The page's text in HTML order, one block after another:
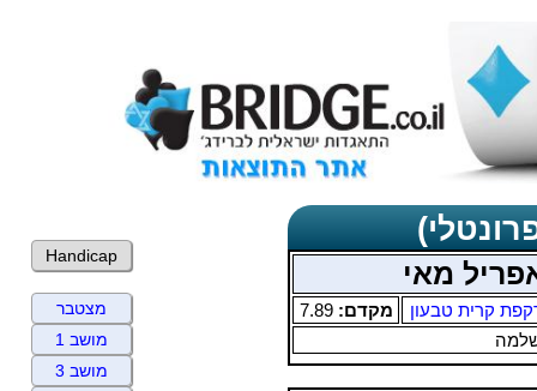
מאי
קרית טבעון מקדם:7.89
שלמה
Handicap
מצטבר
מושב 1
מושב 3